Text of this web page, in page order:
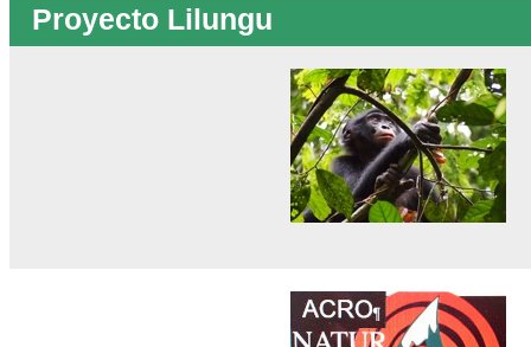
Proyecto Lilungu